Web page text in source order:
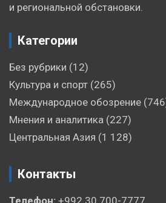
и региональной обстановки.
Категории
Без рубрики (12)
Культура и спорт (265)
Международное обозрение
Мнения и аналитика (227)
Центральная Азия (1 128)
Контакты
Телефон: +992 30 700-7777